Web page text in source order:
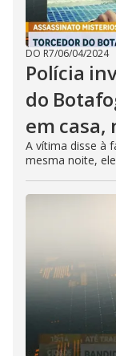
DO R7/06/04/2024
Polícia
do
em casa,
A vítima disse à
mesma noite,